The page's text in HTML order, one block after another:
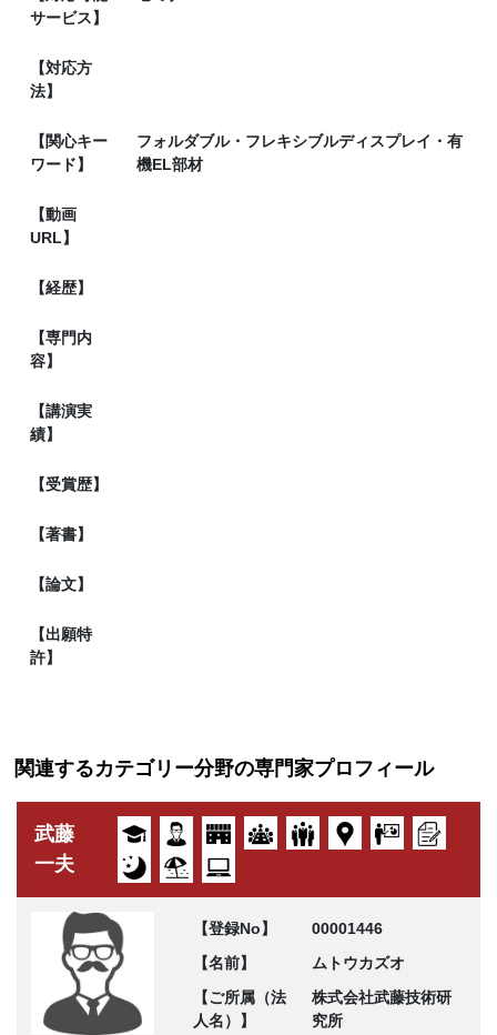
サービス】
【対応方
法】
【関心キー
ワード】
フォルダブル・フレキシブルディスプレイ・有
機EL部材
【動画
URL】
【経歴】
【専門内
容】
【講演実
績】
【受賞歴】
【著書】
【論文】
【出願特
許】
関連するカテゴリー分野の専門家プロフィール
武藤
一夫
【登録No】
00001446
【名前】
ムトウカズオ
【ご所属（法
人名）】
株式会社武藤技術研
究所